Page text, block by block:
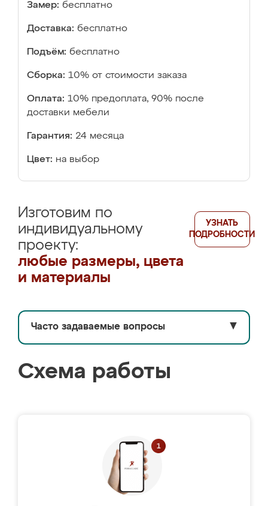
Замер: бесплатно
Доставка: бесплатно
Подъём: бесплатно
Сборка: 10% от стоимости заказа
Оплата: 10% предоплата, 90% после
доставки мебели
Гарантия: 24 месяца
Цвет: на выбор
Изготовим по
индивидуальному
проекту:
любые размеры, цвета
и материалы
УЗНАТЬ
ПОДРОБНОСТИ
Часто задаваемые вопросы ▼
Схема работы